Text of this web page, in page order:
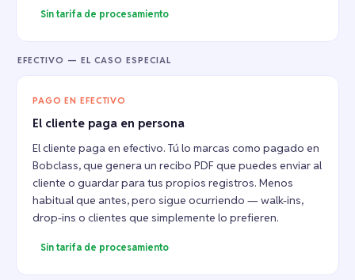
Sin tarifa de procesamiento
EFECTIVO — EL CASO ESPECIAL
PAGO EN EFECTIVO
El cliente paga en persona
El cliente paga en efectivo. Tú lo marcas como pagado en
Bobclass, que genera un recibo PDF que puedes enviar al
cliente o guardar para tus propios registros. Menos
habitual que antes, pero sigue ocurriendo — walk-ins,
drop-ins o clientes que simplemente lo prefieren.
Sin tarifa de procesamiento